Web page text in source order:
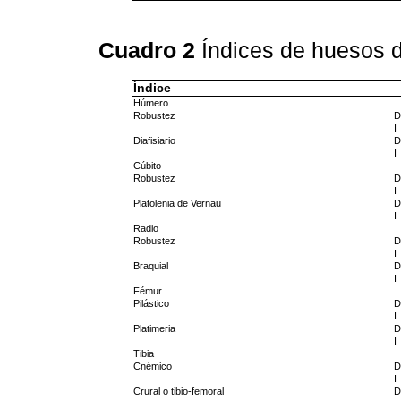
Cuadro 2 Índices de huesos
Índice
Húmero
Robustez
D
I
Diafisiario
D
I
Cúbito
Robustez
D
I
Platolenia de Vernau
D
I
Radio
Robustez
D
I
Braquial
D
I
Fémur
Pilástico
D
I
Platimeria
D
I
Tibia
Cnémico
D
I
Crural o tibio-femoral
D